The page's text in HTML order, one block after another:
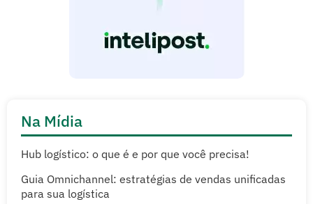
Na Mídia
Hub logístico: o que é e por que você precisa!
Guia Omnichannel: estratégias de vendas unificadas
para sua logística